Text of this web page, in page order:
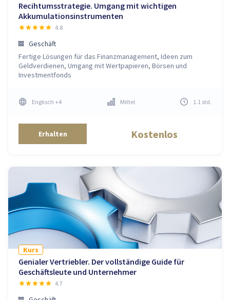
Recihtumsstrategie. Umgang mit wichtigen
Akkumulationsinstrumenten
4.8
Geschäft
Fertige Lösungen für das Finanzmanagement, Ideen zum
Geldverdienen, Umgang mit Wertpapieren, Börsen und
Investmentfonds
Englisch +4 Mittel 1.1 std.
Erhalten Kostenlos
Kurs
Genialer Vertriebler. Der vollständige Guide für
Geschäftsleute und Unternehmer
4.7